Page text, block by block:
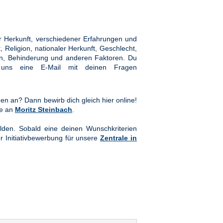
verschiedener Erfahrungen und
nationaler Herkunft, Geschlecht,
Behinderung und anderen Faktoren. Du
eine E-Mail mit deinen Fragen
an? Dann bewirb dich gleich hier online!
an Moritz Steinbach
Sobald eine deinen Wunschkriterien
Initiativbewerbung für unsereZentrale in